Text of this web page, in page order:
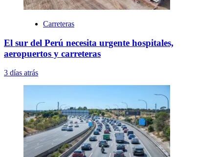
Carreteras
El sur del Perú necesita urgente hospitales,
aeropuertos y carreteras
3 días atrás